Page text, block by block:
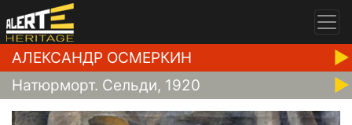
АЛЕКСАНДР ОСМЕРКИН
Натюрморт. Сельди, 1920